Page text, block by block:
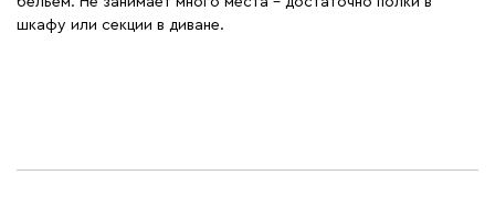
шкафу или секции в диване.